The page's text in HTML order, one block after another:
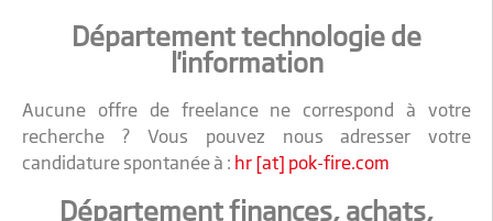
Département technologie de
l'information
Aucune offre de freelance ne correspond à votre
recherche ? Vous pouvez nous adresser votre
candidature spontanée à : hr [at] pok-fire.com
Département finances, achats,